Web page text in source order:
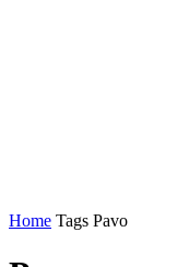
Home Tags Pavo